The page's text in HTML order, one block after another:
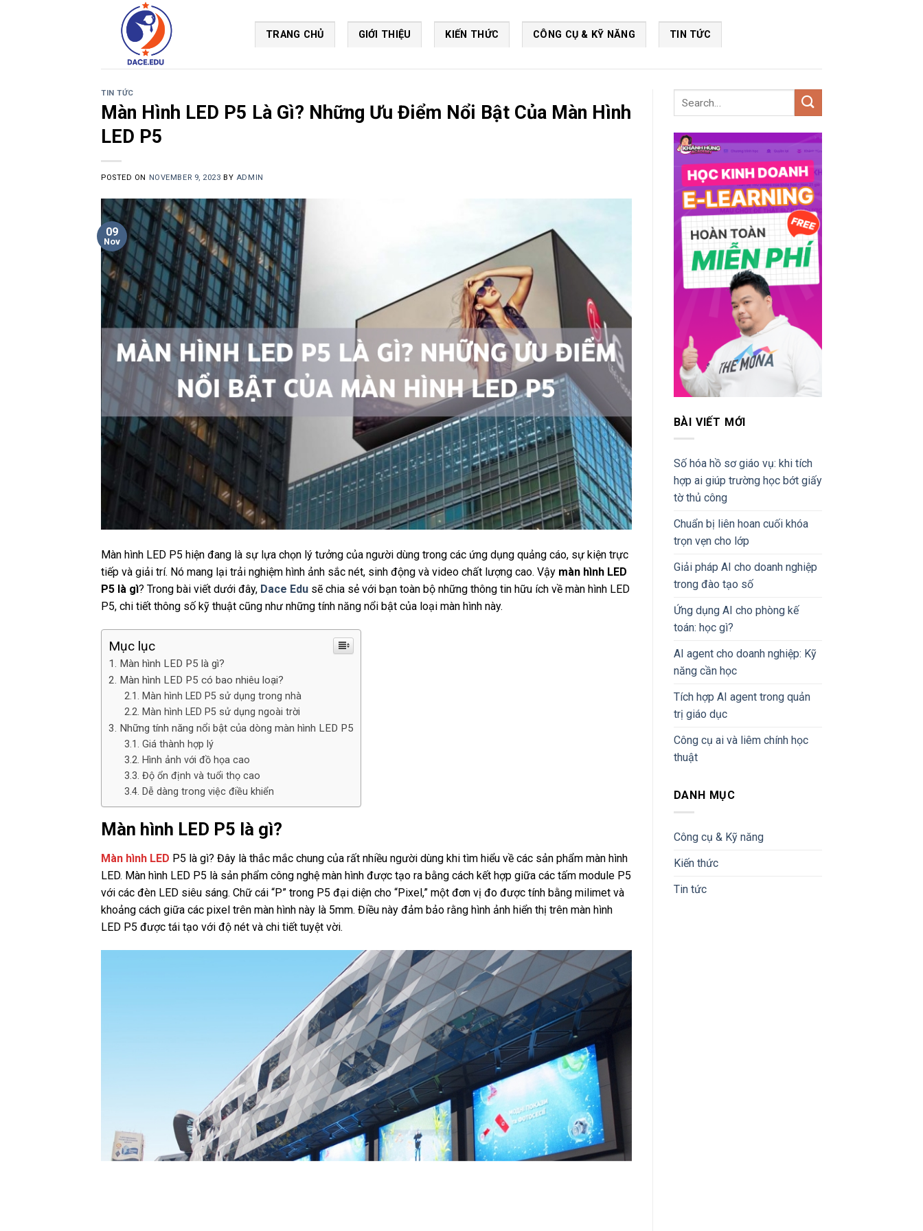
TRANG CHỦ GIỚI THIỆU KIẾN THỨC CÔNG CỤ & KỸ NĂNG TIN TỨC
TIN TỨC
Màn Hình LED P5 Là Gì? Những Ưu Điểm Nổi Bật Của Màn Hình
LED P5
POSTED ON NOVEMBER 9, 2023 BY ADMIN
09
Nov
Màn hình LED P5 hiện đang là sự lựa chọn lý tưởng của người dùng trong các ứng dụng quảng cáo, sự kiện trực
tiếp và giải trí. Nó mang lại trải nghiệm hình ảnh sắc nét, sinh động và video chất lượng cao. Vậy màn hình LED
P5 là gì? Trong bài viết dưới đây, Dace Edu sẽ chia sẻ với bạn toàn bộ những thông tin hữu ích về màn hình LED
P5, chi tiết thông số kỹ thuật cũng như những tính năng nổi bật của loại màn hình này.
Mục lục
Màn hình LED P5 là gì?
Màn hình LED P5 có bao nhiêu loại?
Màn hình LED P5 sử dụng trong nhà
Màn hình LED P5 sử dụng ngoài trời
Những tính năng nổi bật của dòng màn hình LED P5
Giá thành hợp lý
Hình ảnh với đồ họa cao
Độ ổn định và tuổi thọ cao
Dễ dàng trong việc điều khiển
Màn hình LED P5 là gì?
Màn hình LED P5 là gì? Đây là thắc mắc chung của rất nhiều người dùng khi tìm hiểu về các sản phẩm màn hình
LED. Màn hình LED P5 là sản phẩm công nghệ màn hình được tạo ra bằng cách kết hợp giữa các tấm module P5
với các đèn LED siêu sáng. Chữ cái “P” trong P5 đại diện cho “Pixel,” một đơn vị đo được tính bằng milimet và
khoảng cách giữa các pixel trên màn hình này là 5mm. Điều này đảm bảo rằng hình ảnh hiển thị trên màn hình
LED P5 được tái tạo với độ nét và chi tiết tuyệt vời.
BÀI VIẾT MỚI
Số hóa hồ sơ giáo vụ: khi tích
hợp ai giúp trường học bớt giấy
tờ thủ công
Chuẩn bị liên hoan cuối khóa
trọn vẹn cho lớp
Giải pháp AI cho doanh nghiệp
trong đào tạo số
Ứng dụng AI cho phòng kế
toán: học gì?
AI agent cho doanh nghiệp: Kỹ
năng cần học
Tích hợp AI agent trong quản
trị giáo dục
Công cụ ai và liêm chính học
thuật
DANH MỤC
Công cụ & Kỹ năng
Kiến thức
Tin tức